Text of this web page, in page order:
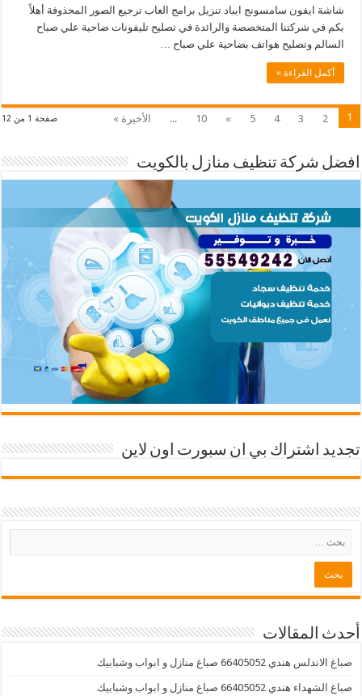
شاشة ايفون سامسونج ايباد تنزيل برامج العاب ترجيع الصور المحذوفة أهلاً
بكم في شركتنا المتخصصة والرائدة في تصليح تليفونات ضاحية علي صباح
السالم وتصليح هواتف بضاحية علي صباح …
أكمل القراءة »
صفحة 1 من 12 1
2
3
4
5
»
10
... الأخيرة »
افضل شركة تنظيف منازل بالكويت
تجديد اشتراك بي ان سبورت اون لاين
أحدث المقالات
صباغ الاندلس هندي 66405052 صباغ منازل و ابواب وشبابيك
صباغ الشهداء هندي 66405052 صباغ منازل و ابواب وشبابيك